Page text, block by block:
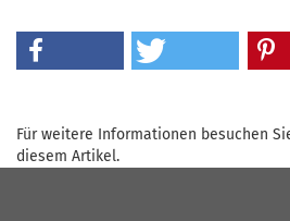
Für weitere Informationen besuchen
diesem Artikel.